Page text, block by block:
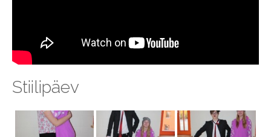
Stiilipäev